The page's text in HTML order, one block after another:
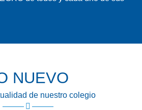
NUEVO
de nuestro colegio